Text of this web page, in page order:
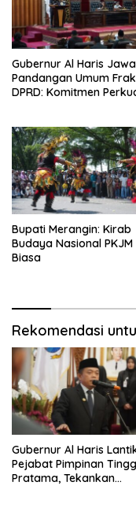
Gubernur Al Haris
Pandangan Umum
DPRD: Komitmen
Bupati Merangin: Kirab
Budaya Nasional PKJM
Biasa
Rekomendasi
Gubernur Al Haris
Pejabat Pimpinan
Pratama, Tekankan